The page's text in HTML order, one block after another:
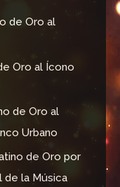
de Oro al
Oro al Ícono
de Oro al
Urbano
de Oro por
de la Música